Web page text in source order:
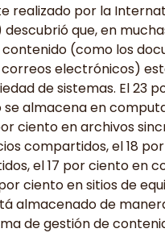
realizado por la
que, en
(como los
correos electrónicos)
de sistemas. El 23
almacena en
ciento en archivos
compartidos, el 18
el 17 por ciento en
ciento en sitios de
almacenado de
de gestión de